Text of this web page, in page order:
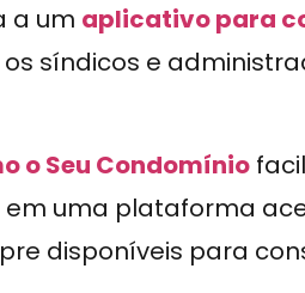
a um aplicativo para
síndicos e
o Seu Condomínio
uma plataforma
disponíveis para